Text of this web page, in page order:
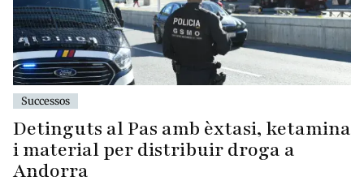
Successos
Detinguts al Pas amb èxtasi, ketamina
i material per distribuir droga a
Andorra